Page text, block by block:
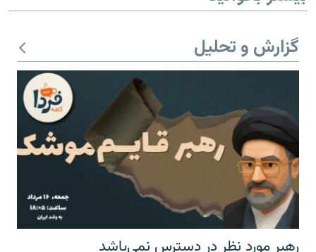
گزارش و تحلیل
رهبر مورد نظر در دسترس نمی‌باشد